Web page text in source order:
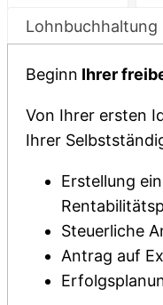
Lohnbuchhaltung
Beginn Ihrer
Von Ihrer ersten
Ihrer
Erstellung
Steuerliche
Antrag auf